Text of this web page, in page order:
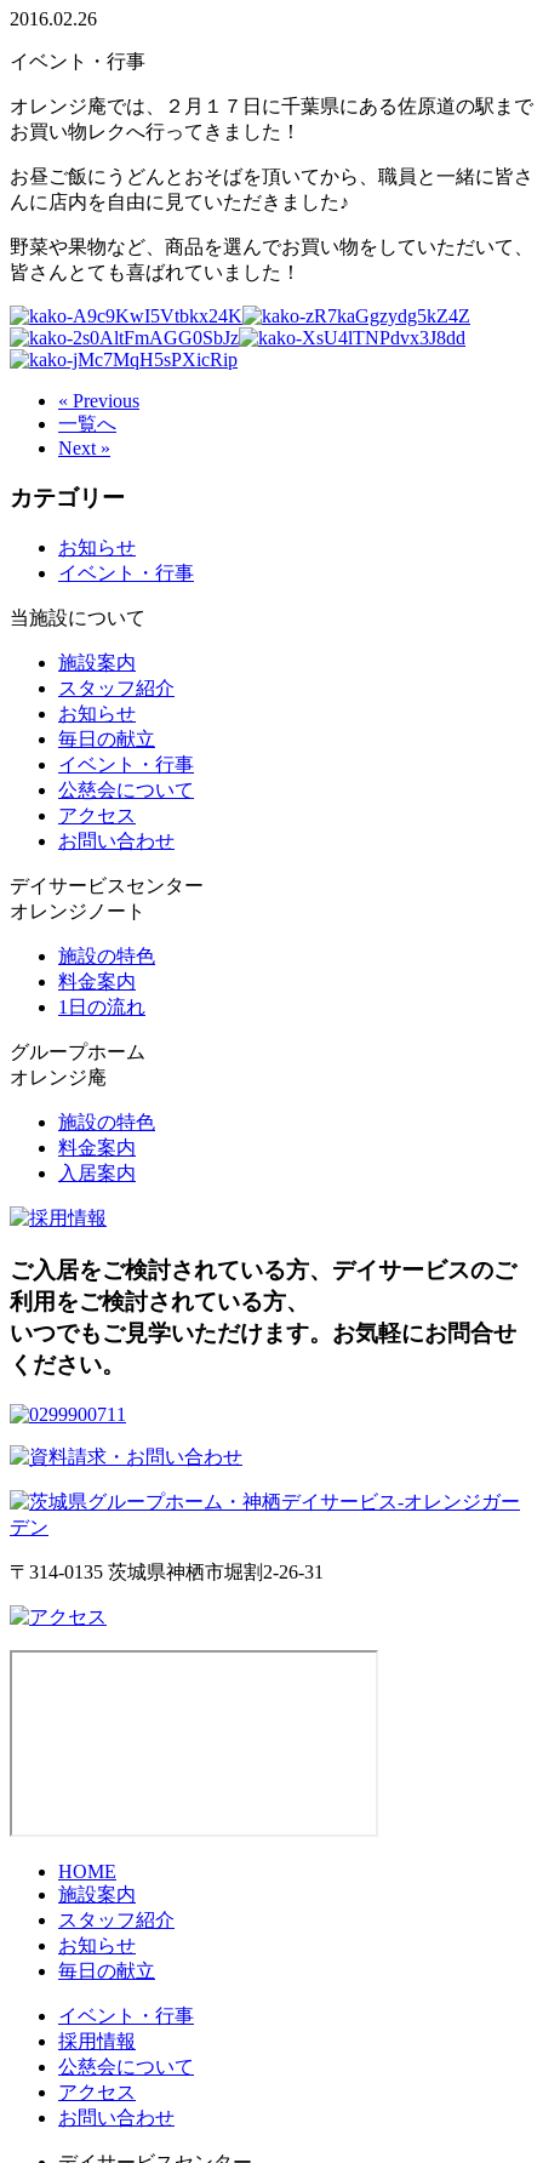
2016.02.26
イベント・行事
オレンジ庵では、２月１７日に千葉県にある佐原道の駅まで
お買い物レクへ行ってきました！
お昼ご飯にうどんとおそばを頂いてから、職員と一緒に皆さ
んに店内を自由に見ていただきました♪
野菜や果物など、商品を選んでお買い物をしていただいて、
皆さんとても喜ばれていました！
« Previous
一覧へ
Next »
カテゴリー
お知らせ
イベント・行事
当施設について
施設案内
スタッフ紹介
お知らせ
毎日の献立
イベント・行事
公慈会について
アクセス
お問い合わせ
デイサービスセンター
オレンジノート
施設の特色
料金案内
1日の流れ
グループホーム
オレンジ庵
施設の特色
料金案内
入居案内
ご入居をご検討されている方、デイサービスのご
利用をご検討されている方、
いつでもご見学いただけます。お気軽にお問合せ
ください。
〒314-0135 茨城県神栖市堀割2-26-31
HOME
施設案内
スタッフ紹介
お知らせ
毎日の献立
イベント・行事
採用情報
公慈会について
アクセス
お問い合わせ